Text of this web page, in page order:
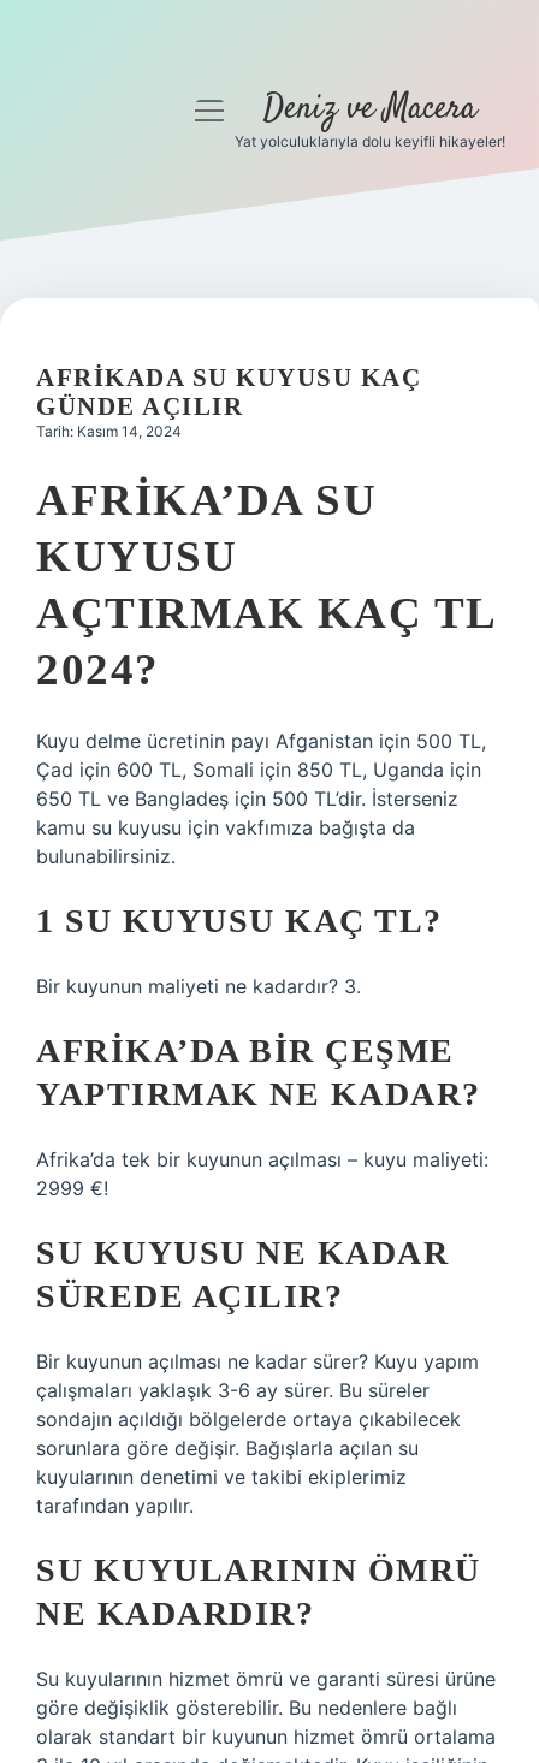
Gizlilik Politikası
Yasal Uyarı
menüyüDeniz ve Macera
Yat yolculuklarıyla dolu keyifli hikayeler!
AFRIKADA SU KUYUSU KAÇ
GÜNDE AÇILIR
Tarih: Kasım 14, 2024
AFRIKA’DA SU
KUYUSU
AÇTIRMAK KAÇ TL
2024?
Kuyu delme ücretinin payı Afganistan için 500 TL,
Çad için 600 TL, Somali için 850 TL, Uganda için
650 TL ve Bangladeş için 500 TL’dir. İsterseniz
kamu su kuyusu için vakfımıza bağışta da
bulunabilirsiniz.
1 SU KUYUSU KAÇ TL?
Bir kuyunun maliyeti ne kadardır? 3.
AFRIKA’DA BIR ÇEŞME
YAPTIRMAK NE KADAR?
Afrika’da tek bir kuyunun açılması – kuyu maliyeti:
2999 €!
SU KUYUSU NE KADAR
SÜREDE AÇILIR?
Bir kuyunun açılması ne kadar sürer? Kuyu yapım
çalışmaları yaklaşık 3-6 ay sürer. Bu süreler
sondajın açıldığı bölgelerde ortaya çıkabilecek
sorunlara göre değişir. Bağışlarla açılan su
kuyularının denetimi ve takibi ekiplerimiz
tarafından yapılır.
SU KUYULARININ ÖMRÜ
NE KADARDIR?
Su kuyularının hizmet ömrü ve garanti süresi ürüne
göre değişiklik gösterebilir. Bu nedenlere bağlı
olarak standart bir kuyunun hizmet ömrü ortalama